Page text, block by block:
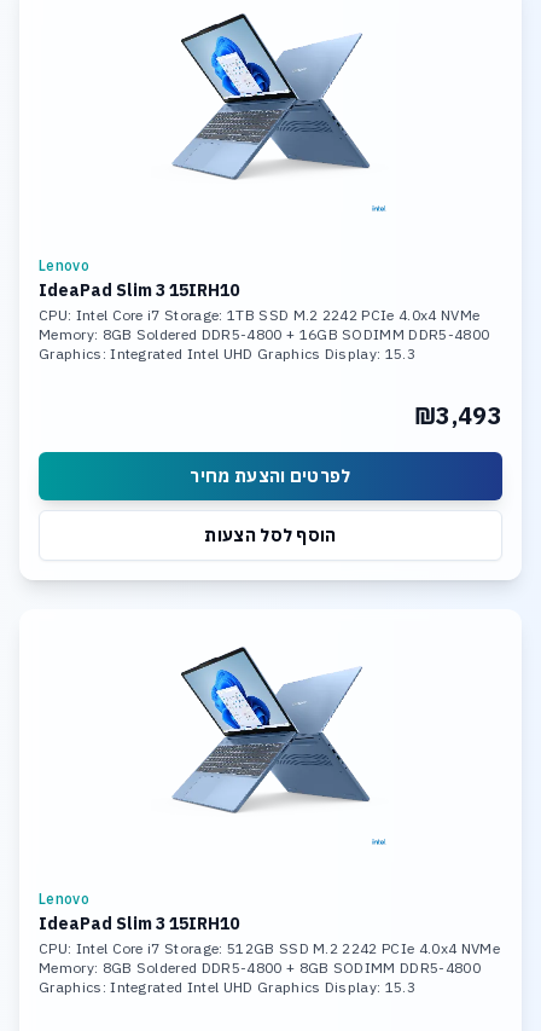
Lenovo
IdeaPad Slim 3 15IRH10
CPU: Intel Core i7 Storage: 1TB SSD M.2 2242 PCIe 4.0x4 NVMe
Memory: 8GB Soldered DDR5-4800 + 16GB SODIMM DDR5-4800
Graphics: Integrated Intel UHD Graphics Display: 15.3
₪3,493
לפרטים והצעת מחיר
הוסף לסל הצעות
Lenovo
IdeaPad Slim 3 15IRH10
CPU: Intel Core i7 Storage: 512GB SSD M.2 2242 PCIe 4.0x4 NVMe
Memory: 8GB Soldered DDR5-4800 + 8GB SODIMM DDR5-4800
Graphics: Integrated Intel UHD Graphics Display: 15.3